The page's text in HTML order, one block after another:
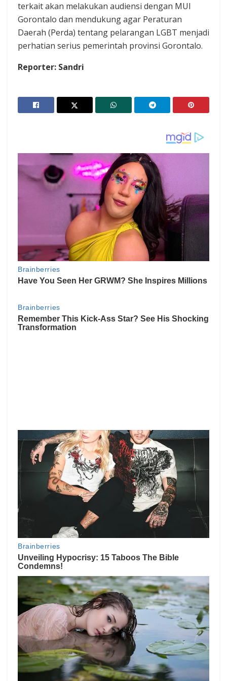
terkait akan melakukan audiensi dengan MUI
Gorontalo dan mendukung agar Peraturan
Daerah (Perda) tentang pelarangan LGBT menjadi
perhatian serius pemerintah provinsi Gorontalo.
Reporter: Sandri